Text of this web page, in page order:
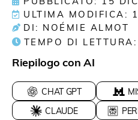
ULTIMA MODIFICA:
DI: NOÉMIE ALMOT
TEMPO DI LETTURA:
Riepilogo con AI
CHAT GPT
CLAUDE